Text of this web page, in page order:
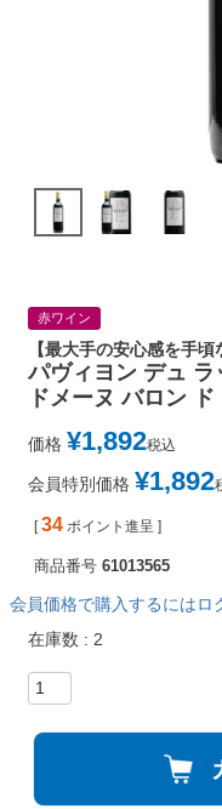
赤ワイン
【最大手の安心感を手頃
パヴィヨン デュ
ドメーヌ バロン
価格 ¥1,892税込
会員特別価格 ¥1,892
[ 34 ポイント進呈 ]
商品番号 61013565
会員価格で購入するにはロ
在庫数
2